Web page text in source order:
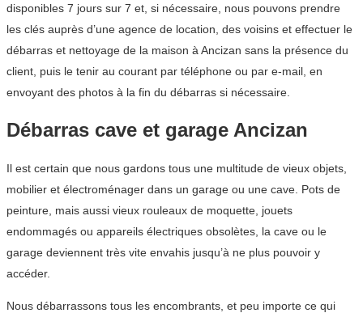
disponibles 7 jours sur 7 et, si nécessaire, nous pouvons prendre
les clés auprès d’une agence de location, des voisins et effectuer le
débarras et nettoyage de la maison à Ancizan sans la présence du
client, puis le tenir au courant par téléphone ou par e-mail, en
envoyant des photos à la fin du débarras si nécessaire.
Débarras cave et garage Ancizan
Il est certain que nous gardons tous une multitude de vieux objets,
mobilier et électroménager dans un garage ou une cave. Pots de
peinture, mais aussi vieux rouleaux de moquette, jouets
endommagés ou appareils électriques obsolètes, la cave ou le
garage deviennent très vite envahis jusqu’à ne plus pouvoir y
accéder.
Nous débarrassons tous les encombrants, et peu importe ce qui